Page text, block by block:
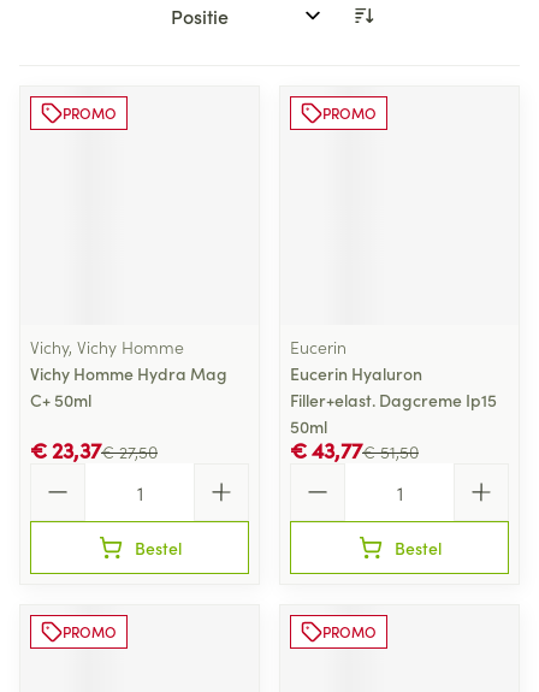
Sorteer op:
PROMO
Vichy, Vichy Homme
Vichy Homme Hydra Mag
C+ 50ml
€ 27,50
€ 23,37
Bestel
PROMO
Eucerin
Eucerin Hyaluron
Filler+elast. Dagcreme Ip15
50ml
€ 51,50
€ 43,77
Bestel
PROMO PROMO